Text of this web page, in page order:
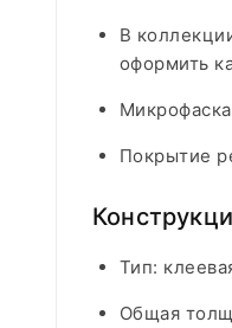
В
оформить
Покрытие
Тип:
Общая